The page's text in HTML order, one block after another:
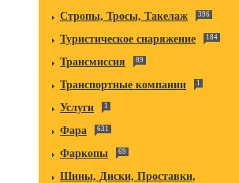
Стропы, Тросы, Такелаж 396
Туристическое снаряжение 184
Трансмиссия 89
Транспортные компании 1
Услуги 1
Фара 631
Фаркопы 69
Шины, Диски, Проставки,